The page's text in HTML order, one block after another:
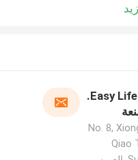
Easy Life (Suzhou) Co.,LTD.
No. 8,
Qiao